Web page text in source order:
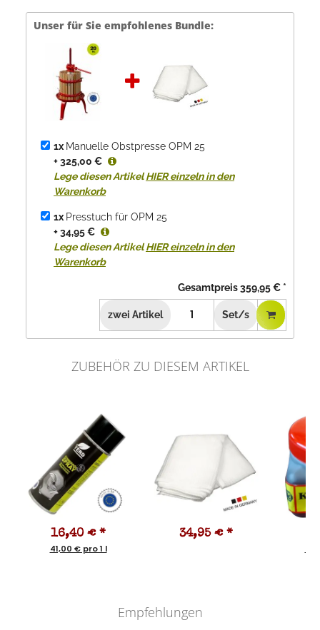
Unser für Sie empfohlenes Bundle:
1x Manuelle Obstpresse OPM 25
+ 325,00 €
Lege diesen ArtikelHIER einzeln in den
Warenkorb
1x Presstuch für OPM 25
+ 34,95 €
Lege diesen ArtikelHIER einzeln in den
Warenkorb
Gesamtpreis359,95 € *
zwei Artikel Set/s
ZUBEHÖR ZU DIESEM ARTIKEL
16,40 € *
41,00 € pro 1 l
34,95 € *
Empfehlungen